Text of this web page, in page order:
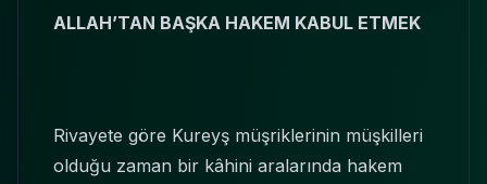
ALLAH’TAN BAŞKA HAKEM KABUL ETMEK
Rivayete göre Kureyş müşriklerinin müşkilleri
olduğu zaman bir kâhini aralarında hakem